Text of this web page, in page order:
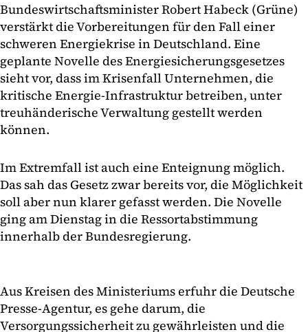
Bundeswirtschaftsminister Robert Habeck (Grüne)
verstärkt die Vorbereitungen für den Fall einer
schweren Energiekrise in Deutschland. Eine
geplante Novelle des Energiesicherungsgesetzes
sieht vor, dass im Krisenfall Unternehmen, die
kritische Energie-Infrastruktur betreiben, unter
treuhänderische Verwaltung gestellt werden
können.
Im Extremfall ist auch eine Enteignung möglich.
Das sah das Gesetz zwar bereits vor, die Möglichkeit
soll aber nun klarer gefasst werden. Die Novelle
ging am Dienstag in die Ressortabstimmung
innerhalb der Bundesregierung.
Aus Kreisen des Ministeriums erfuhr die Deutsche
Presse-Agentur, es gehe darum, die
Versorgungssicherheit zu gewährleisten und die